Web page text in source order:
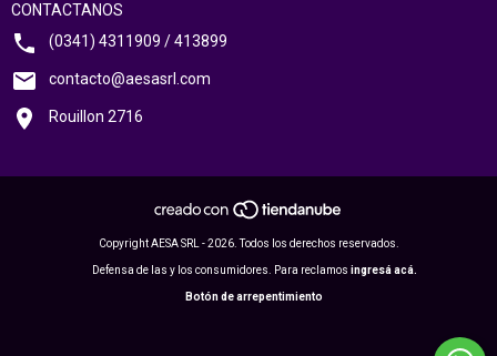
CONTACTANOS
(0341) 4311909 / 413899
contacto@aesasrl.com
Rouillon 2716
Copyright AESA SRL - 2026. Todos los derechos reservados.
Defensa de las y los consumidores. Para reclamos ingresá acá.
Botón de arrepentimiento